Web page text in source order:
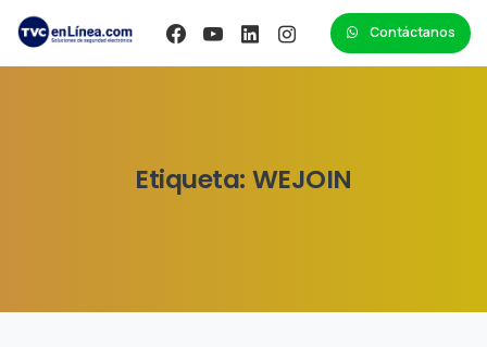
Contáctanos
Etiqueta: WEJOIN